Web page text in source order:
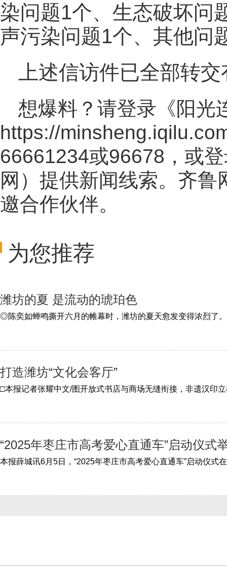
染问题1个、生态破坏问
声污染问题1个、其他问
上述信访件已全部转
想爆料？请登录《阳光
https://
66661234或96678，或
网 ）提供新闻线索。齐鲁
邀合作伙伴。
为您推荐
潍坊的夏 是流动的琥珀色
打造潍坊“文化会客厅”
“2025年枣庄市高考爱心直通车”启动仪式